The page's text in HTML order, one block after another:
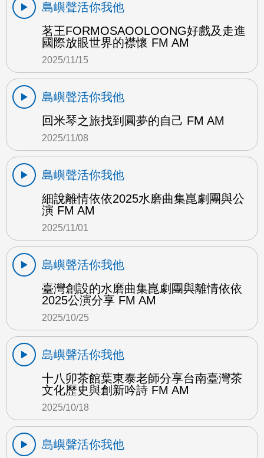
島嶼聲活你我他
茗王FORMOSAOOLOONG好戲及走進
國際放眼世界的襟懷 FM AM
2025/11/15
島嶼聲活你我他
回米琴之旅找到圓夢的自己 FM AM
2025/11/08
島嶼聲活你我他
細說離情依依2025水磨曲集崑劇團與公
演 FM AM
2025/11/01
島嶼聲活你我他
臺灣創設的水磨曲集崑劇團與離情依依
2025公演分享 FM AM
2025/10/25
島嶼聲活你我他
十八卯茶館葉東泰老師分享台南臺灣茶
文化歷史與創新吟詩 FM AM
2025/10/18
島嶼聲活你我他